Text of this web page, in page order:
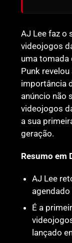
AJ Lee faz o
videojogos
uma tomada
Punk
importância
anúncio não
videojogos
a sua
geração.
Resumo em
AJ Lee
É a
lançado